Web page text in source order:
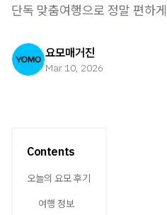
단독 맞춤여행으로 정말 편하
요모매거진
Mar 10, 2026
Contents
오늘의 요모 후기
여행 정보